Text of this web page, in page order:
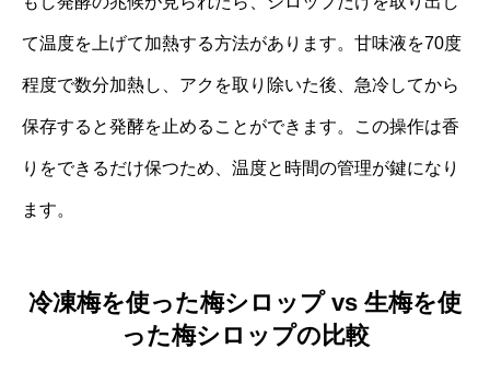
て温度を上げて加熱する方法があります。甘味液を70度
程度で数分加熱し、アクを取り除いた後、急冷してから
保存すると発酵を止めることができます。この操作は香
りをできるだけ保つため、温度と時間の管理が鍵になり
ます。
冷凍梅を使った梅シロップ vs 生梅を使
った梅シロップの比較